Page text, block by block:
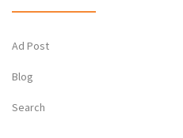
Ad Post
Blog
Search